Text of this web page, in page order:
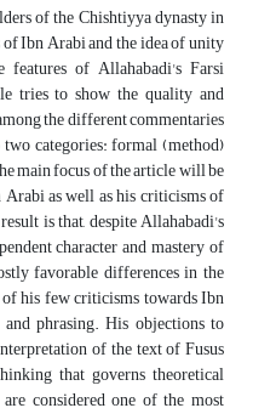
of the Chishtiyya dynasty in
Ibn Arabi and the idea of unity
of Allahabadi's Farsi
tries to show the quality and
the different commentaries
categories: formal (method)
main focus of the article will be
as well as his criticisms of
is that, despite Allahabadi's
character and mastery of
favorable differences in the
his few criticisms towards Ibn
phrasing. His objections to
of the text of Fusus
that governs theoretical
considered one of the most